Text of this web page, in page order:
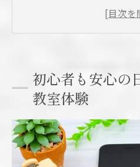
着付け教室の体験
着付け教室を東京都新宿
新宿区で着付け教
着付け教室の立地
て
初心者も安心の
教室体験